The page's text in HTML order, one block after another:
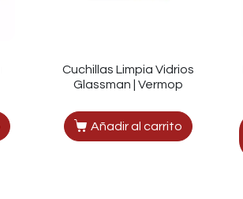
Cuchillas Limpia Vidrios
Glassman | Vermop
Añadir al carrito